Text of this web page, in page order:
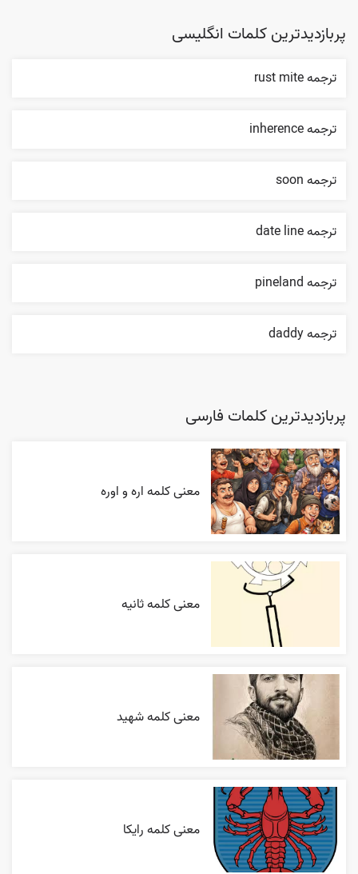
پربازدیدترین کلمات انگلیسی
ترجمه rust mite
ترجمه inherence
ترجمه soon
ترجمه date line
ترجمه pineland
ترجمه daddy
پربازدیدترین کلمات فارسی
معنی کلمه اره و اوره
معنی کلمه ثانیه
معنی کلمه شهید
معنی کلمه رایکا